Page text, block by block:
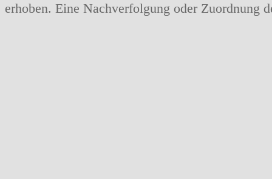
erhoben. Eine Nachverfolgung oder Zuordnung